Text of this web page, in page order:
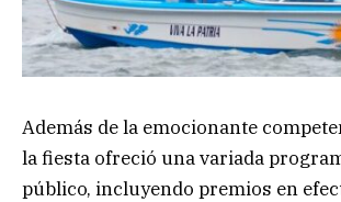
Además de la emocionante
la fiesta ofreció una variada
público, incluyendo premios en